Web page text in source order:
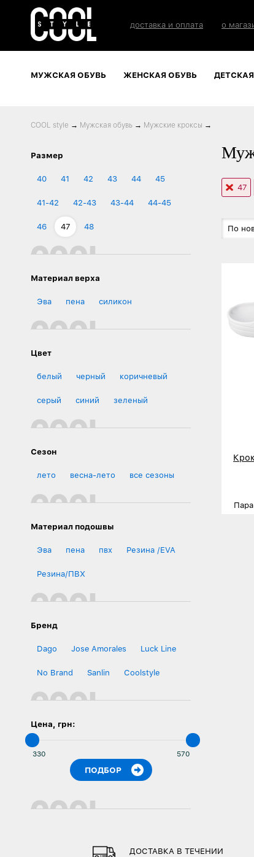
доставка и оплата о
МУЖСКАЯ ОБУВЬ ЖЕНСКАЯ ОБУВЬ
COOL style → Мужская обувь → Мужские кроксы →
Размер
40 41 42 43 44 45
41-42 42-43 43-44 44-45
46 47 48
Материал верха
Эва пена силикон
Цвет
белый черный коричневый
серый синий зеленый
Сезон
лето весна-лето все сезоны
Материал подошвы
Эва пена пвх Резина /EVA
Резина/ПВХ
Бренд
Dago Jose Amorales Luck Line
No Brand Sanlin Сoolstyle
Цена, грн:
47
По
ДОСТАВКА В ТЕЧЕНИИ